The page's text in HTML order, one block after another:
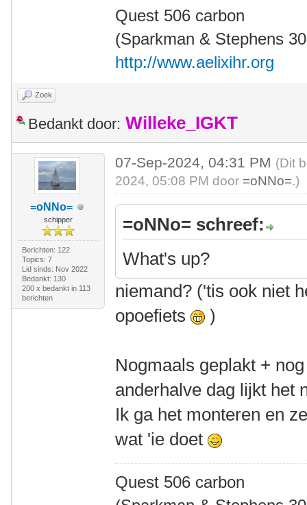
Quest 506 carbon
(Sparkman & Stephens
http://www.aelixihr.org
Zoek
Bedankt door: Willeke_IGKT
=oNNo=
schipper
Berichten: 122
Topics: 7
Lid sinds: Nov 2022
Bedankt: 130
200 x bedankt in 113
berichten
07-Sep-2024, 04:31 PM (Dit
2024, 05:08 PM door =oNNo=.)
=oNNo= schreef:
What's up?
niemand? ('tis ook niet
opoefiets
)
Nogmaals geplakt +
anderhalve dag lijkt het
Ik ga het monteren en
wat 'ie doet
Quest 506 carbon